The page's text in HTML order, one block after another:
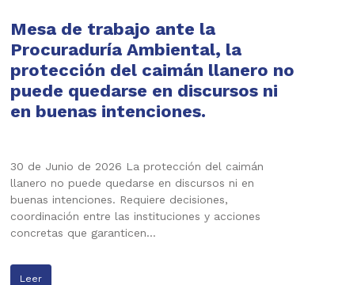
Mesa de trabajo ante la
Procuraduría Ambiental, la
protección del caimán llanero no
puede quedarse en discursos ni
en buenas intenciones.
30 de Junio de 2026 La protección del caimán
llanero no puede quedarse en discursos ni en
buenas intenciones. Requiere decisiones,
coordinación entre las instituciones y acciones
concretas que garanticen…
Leer